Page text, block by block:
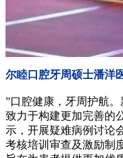
尔睦口腔牙周硕士潘洋
”口腔健康，牙周护航
致力于构建更加完善的
示，开展疑难病例讨论
考核培训审查及激励制